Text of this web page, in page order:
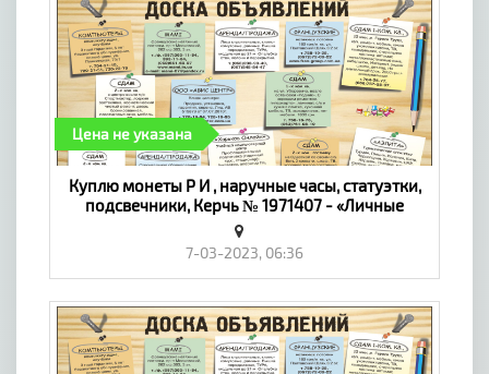
Цена не указана
Куплю монеты Р И , наручные часы, статуэтки,
подсвечники, Керчь № 1971407 - «Личные
вещи»
7-03-2023, 06:36